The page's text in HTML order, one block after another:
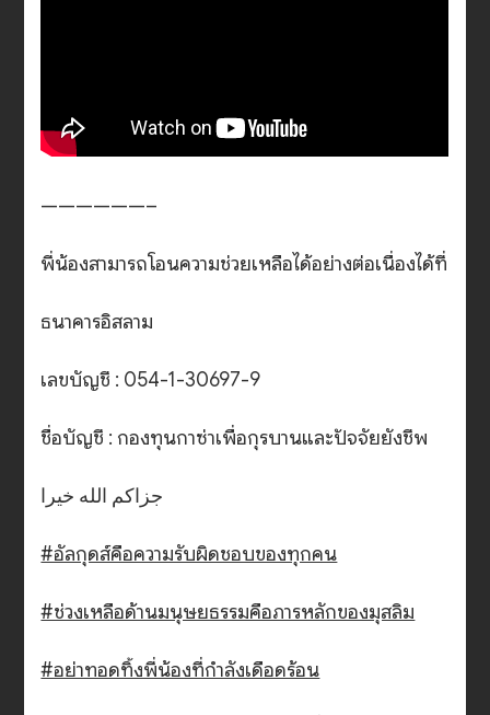
——————–
พี่น้องสามารถโอนความช่วยเหลือได้อย่างต่อเนื่องได้ที่
ธนาคารอิสลาม
เลขบัญชี : 054-1-30697-9
ชื่อบัญชี : กองทุนกาซ่าเพื่อกุรบานและปัจจัยยังชีพ
جزاكم الله خيرا
#อัลกุดส์คือความรับผิดชอบของทุกคน
#ช่วงเหลือด้านมนุษยธรรมคือภารหลักของมุสลิม
#อย่าทอดทิ้งพี่น้องที่กำลังเดือดร้อน